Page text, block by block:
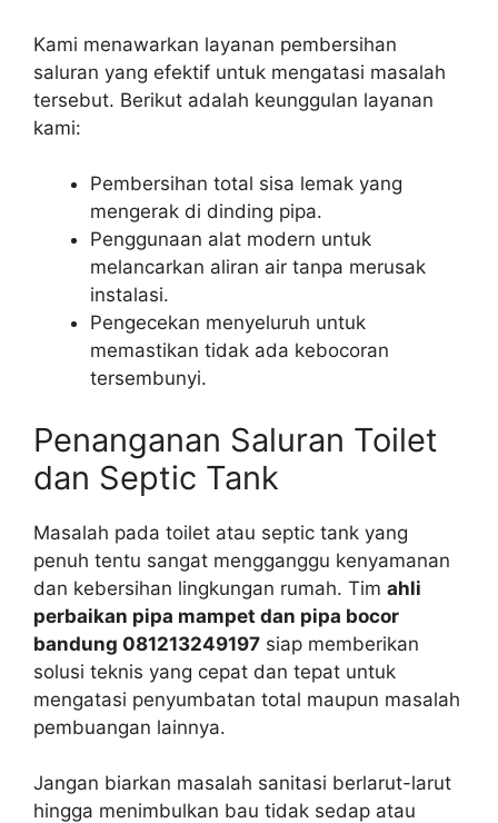
Kami menawarkan layanan pembersihan
saluran yang efektif untuk mengatasi masalah
tersebut. Berikut adalah keunggulan layanan
kami:
Pembersihan total sisa lemak yang
mengerak di dinding pipa.
Penggunaan alat modern untuk
melancarkan aliran air tanpa merusak
instalasi.
Pengecekan menyeluruh untuk
memastikan tidak ada kebocoran
tersembunyi.
Penanganan Saluran Toilet
dan Septic Tank
Masalah pada toilet atau septic tank yang
penuh tentu sangat mengganggu kenyamanan
dan kebersihan lingkungan rumah. Tim ahli
perbaikan pipa mampet dan pipa bocor
bandung 081213249197 siap memberikan
solusi teknis yang cepat dan tepat untuk
mengatasi penyumbatan total maupun masalah
pembuangan lainnya.
Jangan biarkan masalah sanitasi berlarut-larut
hingga menimbulkan bau tidak sedap atau